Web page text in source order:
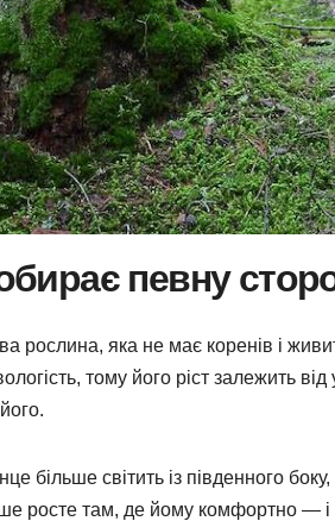
певну
рослина, яка не має коренів і
тому його ріст залежить
більше світить із південного
росте там, де йому комфортно — і